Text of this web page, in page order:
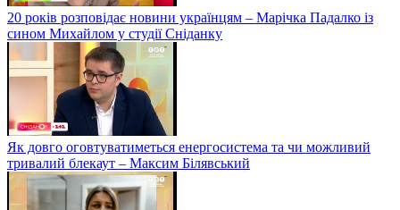
20 років розповідає новини українцям – Марічка Падалко із
сином Михайлом у студії Сніданку
Як довго оговтуватиметься енергосистема та чи можливий
тривалий блекаут – Максим Білявський